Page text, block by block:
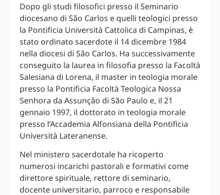
Dopo gli studi filosofici presso il Seminario
diocesano di São Carlos e quelli teologici presso
la Pontificia Università Cattolica di Campinas, è
stato ordinato sacerdote il 14 dicembre 1984
nella diocesi di São Carlos. Ha successivamente
conseguito la laurea in filosofia presso la Facoltà
Salesiana di Lorena, il master in teologia morale
presso la Pontificia Facoltà Teologica Nossa
Senhora da Assunção di São Paulo e, il 21
gennaio 1997, il dottorato in teologia morale
presso l’Accademia Alfonsiana della Pontificia
Università Lateranense.
Nel ministero sacerdotale ha ricoperto
numerosi incarichi pastorali e formativi come
direttore spirituale, rettore di seminario,
docente universitario, parroco e responsabile